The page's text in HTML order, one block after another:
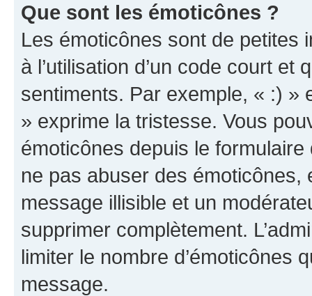
Que sont les émoticônes ?
Les émoticônes sont de petites
à l’utilisation d’un code court et
sentiments. Par exemple, « :) »
» exprime la tristesse. Vous
émoticônes depuis le
ne pas abuser des
message illisible et un
supprimer complètement.
limiter le nombre d’émoticônes
message.